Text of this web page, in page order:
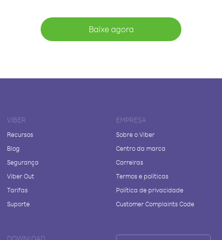
Baixe agora
VIBER
Recursos
Blog
Segurança
Viber Out
Tarifas
Suporte
EMPRESA
Sobre o Viber
Centro da marca
Carreiras
Termos e políticas
Política de privacidade
Customer Complaints Code
DOWNLOAD